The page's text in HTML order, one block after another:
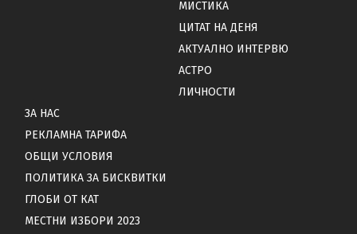
МИСТИКА
ЦИТАТ НА ДЕНЯ
АКТУАЛНО ИНТЕРВЮ
АСТРО
ЛИЧНОСТИ
ЗА НАС
РЕКЛАМНА ТАРИФА
ОБЩИ УСЛОВИЯ
ПОЛИТИКА ЗА БИСКВИТКИ
ГЛОБИ ОТ КАТ
МЕСТНИ ИЗБОРИ 2023